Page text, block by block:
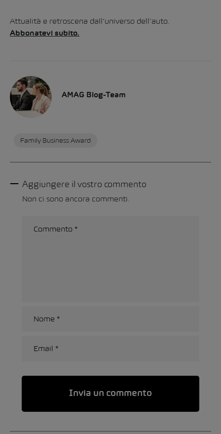
Attualità e retroscena dall’universo dell’auto.
Abbonatevi subito.
AMAG Blog-Team
Family Business Award
Aggiungere il vostro commento
Non ci sono ancora commenti.